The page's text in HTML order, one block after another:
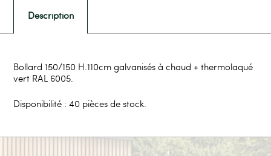
Description
Bollard 150/150 H.110cm galvanisés à chaud + thermolaqué
vert RAL 6005.
Disponibilité : 40 pièces de stock.